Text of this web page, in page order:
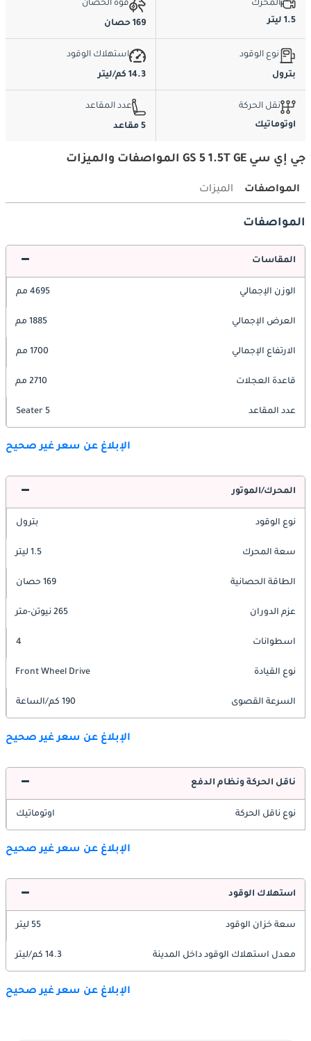
المحرك
1.5 ليتر
قوة الحصان
169 حصان
نوع الوقود
بترول
استهلاك الوقود
14.3 كم/ليتر
نقل الحركة
اوتوماتيك
عدد المقاعد
5 مقاعد
جي إي سي GS 5 1.5T GE المواصفات والميزات
المواصفات الميزات
المواصفات
المقاسات
الوزن الإجمالي 4695 مم
العرض الإجمالي 1885 مم
الارتفاع الإجمالي 1700 مم
قاعدة العجلات 2710 مم
عدد المقاعد 5 Seater
الإبلاغ عن سعر غير صحيح
المحرك/الموتور
نوع الوقود بترول
سعة المحرك 1.5 ليتر
الطاقة الحصانية 169 حصان
عزم الدوران 265 نيوتن-متر
اسطوانات 4
نوع القيادة Front Wheel Drive
السرعة القصوى 190 كم/الساعة
الإبلاغ عن سعر غير صحيح
ناقل الحركة ونظام الدفع
نوع ناقل الحركة اوتوماتيك
الإبلاغ عن سعر غير صحيح
استهلاك الوقود
سعة خزان الوقود 55 ليتر
معدل استهلاك الوقود داخل المدينة 14.3 كم/ليتر
الإبلاغ عن سعر غير صحيح